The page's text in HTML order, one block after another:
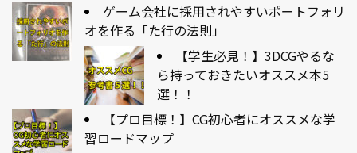
ゲーム会社に採用されやすいポートフォリ
オを作る「た行の法則」
【学生必見！】3DCGやるな
ら持っておきたいオススメ本5
選！！
【プロ目標！】CG初心者にオススメな学
習ロードマップ